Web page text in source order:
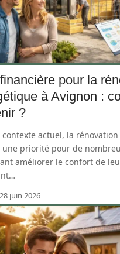
pour la
à Avignon :
?
contexte actuel, la
une priorité pour de
améliorer le confort de
…
juin 2026